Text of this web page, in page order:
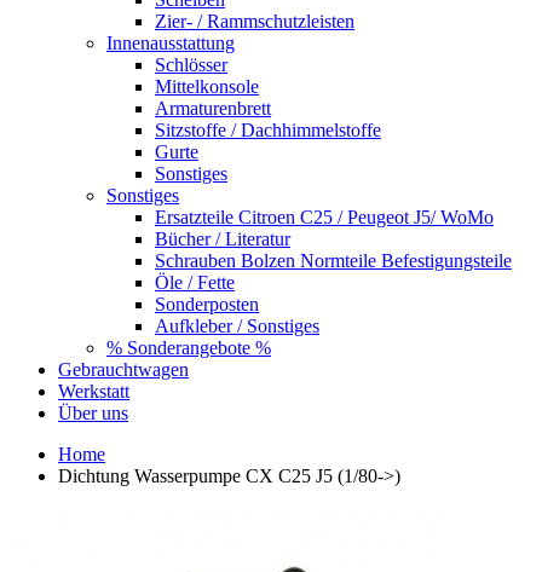
Zier- / Rammschutzleisten
Innenausstattung
Schlösser
Mittelkonsole
Armaturenbrett
Sitzstoffe / Dachhimmelstoffe
Gurte
Sonstiges
Sonstiges
Ersatzteile Citroen C25 / Peugeot J5/ WoMo
Bücher / Literatur
Schrauben Bolzen Normteile Befestigungsteile
Öle / Fette
Sonderposten
Aufkleber / Sonstiges
% Sonderangebote %
Gebrauchtwagen
Werkstatt
Über uns
Home
Dichtung Wasserpumpe CX C25 J5 (1/80->)